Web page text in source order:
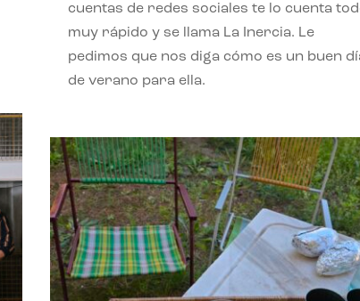
cuentas de redes sociales te lo cuenta
muy rápido y se llama La Inercia. Le
pedimos que nos diga cómo es un buen
de verano para ella.